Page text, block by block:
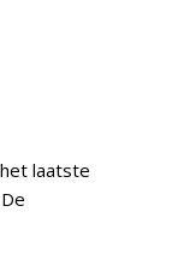
laatste